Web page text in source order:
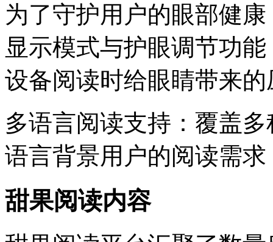
为了守护用户的眼部健
显示模式与护眼调节功
设备阅读时给眼睛带来的
多语言阅读支持：覆盖
语言背景用户的阅读需
甜果阅读内容